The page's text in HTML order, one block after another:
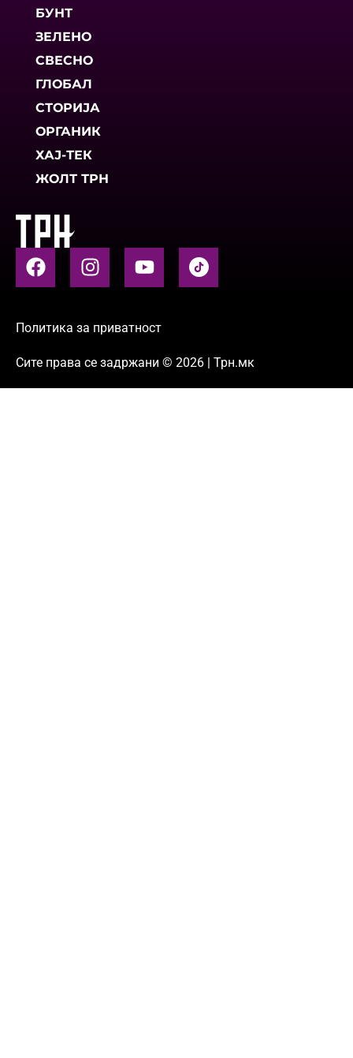
БУНТ
ЗЕЛЕНО
СВЕСНО
ГЛОБАЛ
СТОРИЈА
ОРГАНИК
ХАЈ-ТЕК
ЖОЛТ ТРН
Политика за приватност
Сите права се задржани © 2026 | Трн.мк